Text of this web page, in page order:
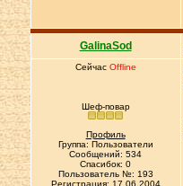
GalinaSod
Сейчас Offline
Шеф-повар
Профиль
Группа: Пользователи
Сообщений: 534
Спасибок: 0
Пользователь №: 193
Регистрация: 17.06.2004